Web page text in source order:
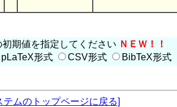
期値を指定してください ＮＥＷ！！
pLaTeX形式 CSV形式 BibTeX形式
テムのトップページに戻る]